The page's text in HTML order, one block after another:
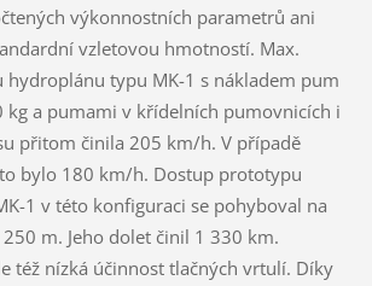
výkonnostních parametrů ani
vzletovou hmotností. Max.
typu MK-1 s nákladem pum
kg a pumami v křídelních pumovnicích i
přitom činila 205 km/h. V případě
bylo 180 km/h. Dostup prototypu
1 v této konfiguraci se pohyboval na
m. Jeho dolet činil 1 330 km.
též nízká účinnost tlačných vrtulí. Díky